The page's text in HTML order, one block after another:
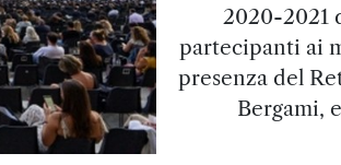
2020-2021
partecipanti ai
presenza del
Bergami,